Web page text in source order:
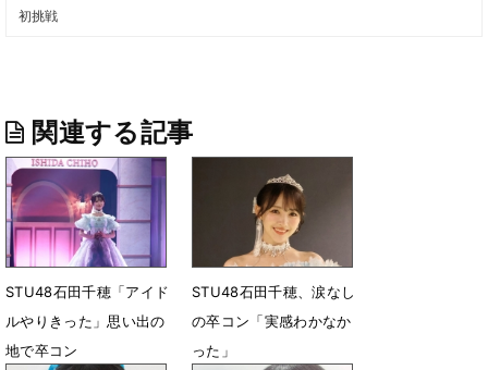
初挑戦
関連する記事
STU48石田千穂「アイド
ルやりきった」思い出の
地で卒コン
STU48石田千穂、涙なし
の卒コン「実感わかなか
った」